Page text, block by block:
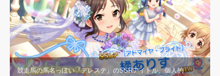
競走馬の馬名っぽい『デレステ』のSSRアイドル、個人的